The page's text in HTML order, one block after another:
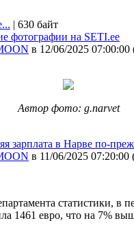
| 630 байт
фотографии на SETI.ee
в 12/06/2025 07:00:00
Автор фото: g.narvet
зарплата в Нарве по-
в 11/06/2025 07:20:00
статистики, в
1461 евро, что на 7%